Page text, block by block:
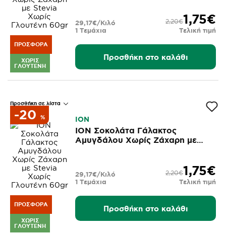
ΠΡΟΣΦΟΡΆ
ΧΩΡΊΣ
ΓΛΟΥΤΈΝΗ
1,75€
2,20€
Τελική τιμή
1 Τεμάχια
29,17€/Κιλό
Προσθήκη στο καλάθι
Προσθήκη σε λίστα
ΠΡΟΣΦΟΡΆ
ΧΩΡΊΣ
ΓΛΟΥΤΈΝΗ
-20 % ΙΟΝ
ΙΟΝ Σοκολάτα Γάλακτος
Αμυγδάλου Χωρίς Ζάχαρη με
1,75€
2,20€
Τελική τιμή
1 Τεμάχια
29,17€/Κιλό
Προσθήκη στο καλάθι